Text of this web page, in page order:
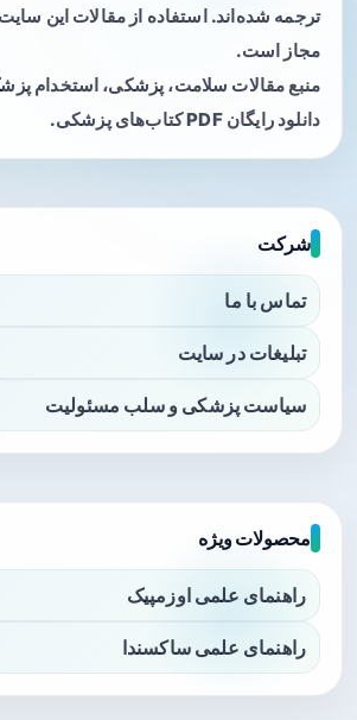
ترجمه شده‌اند. استفاده از مقالات این
مجاز است.
منبع مقالات سلامت، پزشکی، استخدام
دانلود رایگان PDF کتاب‌های پزشکی.
شرکت
تماس با ما
تبلیغات در سایت
سیاست پزشکی و سلب مسئولیت
محصولات ویژه
راهنمای علمی اوزمپیک
راهنمای علمی ساکسندا